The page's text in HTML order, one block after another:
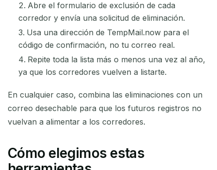
Abre el formulario de exclusión de cada
corredor y envía una solicitud de eliminación.
Usa una dirección de TempMail.now para el
código de confirmación, no tu correo real.
Repite toda la lista más o menos una vez al año,
ya que los corredores vuelven a listarte.
En cualquier caso, combina las eliminaciones con un
correo desechable para que los futuros registros no
vuelvan a alimentar a los corredores.
Cómo elegimos estas